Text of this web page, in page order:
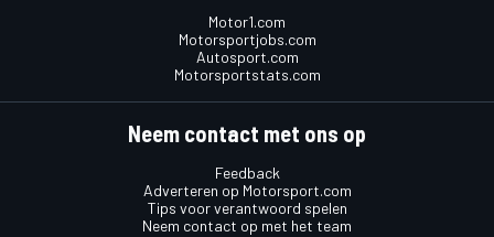
Motor1.com
Motorsportjobs.com
Autosport.com
Motorsportstats.com
Neem contact met ons op
Feedback
Adverteren op Motorsport.com
Tips voor verantwoord spelen
Neem contact op met het team